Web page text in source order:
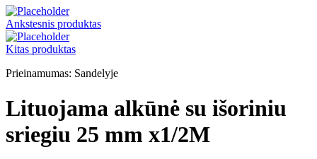
Ankstesnis produktas
Kitas produktas
Prieinamumas: Sandelyje
Lituojama alkūnė su išoriniu
sriegiu 25 mm x1/2M